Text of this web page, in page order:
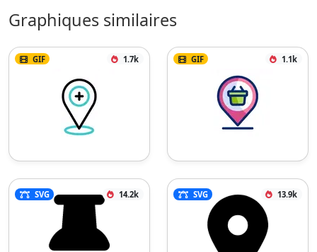
Graphiques similaires
GIF 1.7k GIF 1.1k
SVG 14.2k SVG 13.9k